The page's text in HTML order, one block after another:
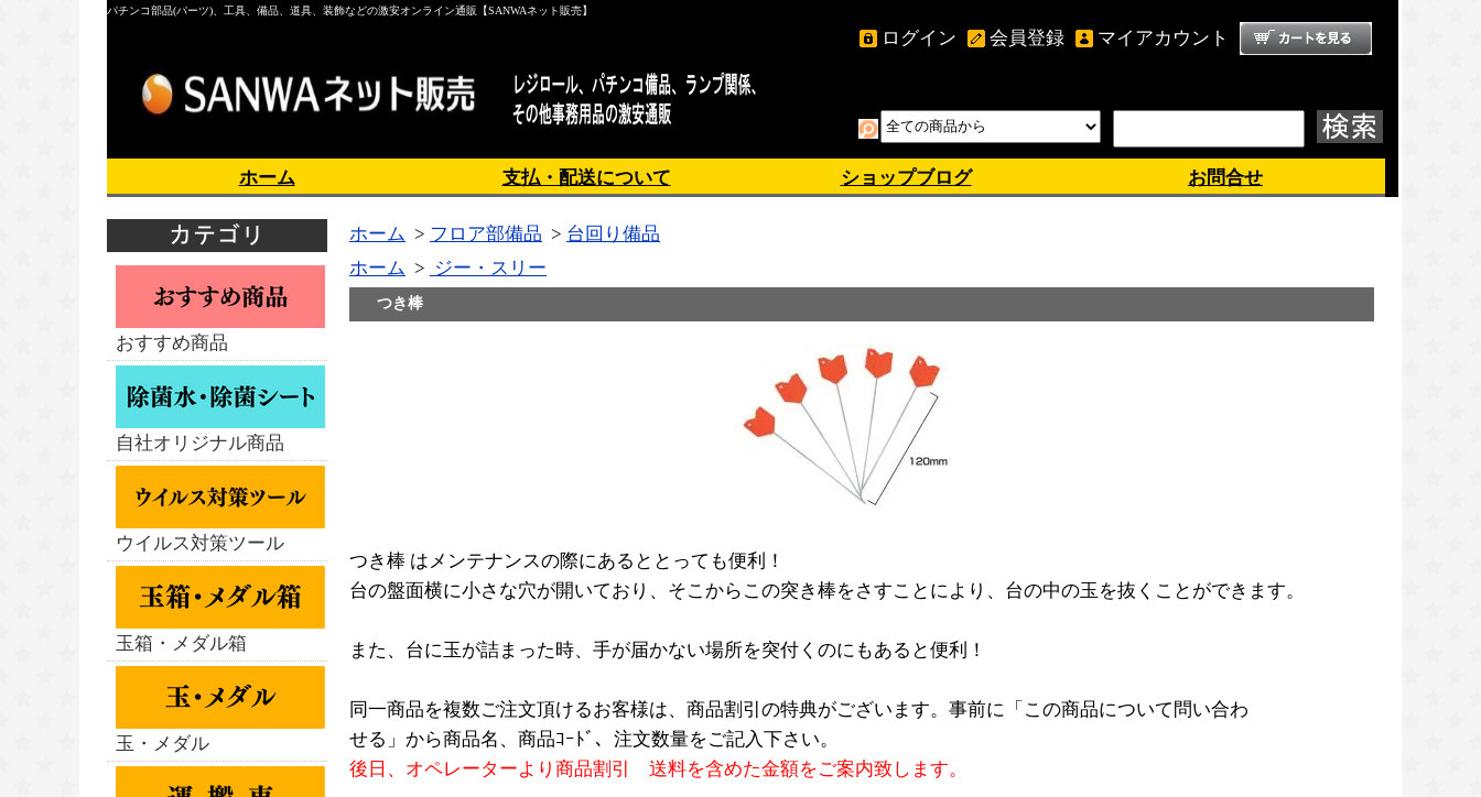
パチンコ部品(パーツ)、工具、備品、道具、装飾などの激安オンライン通販【SANWAネット販売】
マイアカウント
会員登録
ログイン
ホーム 支払・配送について ショップブログ お問合せ
おすすめ商品
自社オリジナル商品
ウイルス対策ツール
玉箱・メダル箱
玉・メダル
ホーム > フロア部備品 > 台回り備品
ホーム > ジー・スリー
つき棒
つき棒 はメンテナンスの際にあるととっても便利！
台の盤面横に小さな穴が開いており、そこからこの突き棒をさすことにより、台の中の玉を抜くことができます。
また、台に玉が詰まった時、手が届かない場所を突付くのにもあると便利！
同一商品を複数ご注文頂けるお客様は、商品割引の特典がございます。事前に「この商品について問い合わ
せる」から商品名、商品ｺｰﾄﾞ、注文数量をご記入下さい。
後日、オペレーターより商品割引 送料を含めた金額をご案内致します。